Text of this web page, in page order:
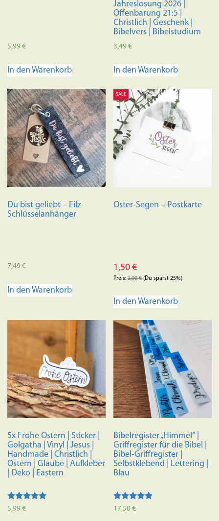
5,99€
In den Warenkorb
Jahreslosung 2026 |
Offenbarung 21:5 |
Christlich | Geschenk |
Bibelvers | Bibelstudium
3,49€
In den Warenkorb
Du bist geliebt – Filz-
Schlüsselanhänger
7,49€
In den Warenkorb
SALE
Oster-Segen – Postkarte
1,50€
Preis:2,00€(Du sparst 25%)
In den Warenkorb
5x Frohe Ostern | Sticker |
Golgatha | Vinyl | Jesus |
Handmade | Christlich |
Ostern | Glaube | Aufkleber
| Deko | Eastern
Bewertet mit
5.00
5,99€
Bibelregister „Himmel“ |
Griffregister für die Bibel |
Bibel-Griffregister |
Selbstklebend | Lettering |
Blau
Bewertet
mit
17,50€